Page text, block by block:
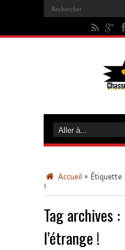
Accueil » Étiquette :
!
Tag archives :
l’étrange !